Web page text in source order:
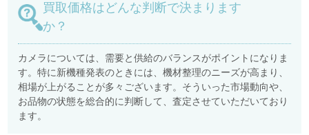
買取価格はどんな判断で決まります
か？
カメラについては、需要と供給のバランスがポイントになりま
す。特に新機種発表のときには、機材整理のニーズが高まり、
相場が上がることが多々ございます。そういった市場動向や、
お品物の状態を総合的に判断して、査定させていただいており
ます。